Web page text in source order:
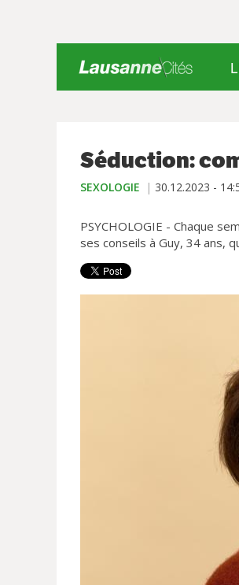
Séduction:
SEXOLOGIE 30.12.2023 -
PSYCHOLOGIE - Chaque
ses conseils à Guy, 34 ans,